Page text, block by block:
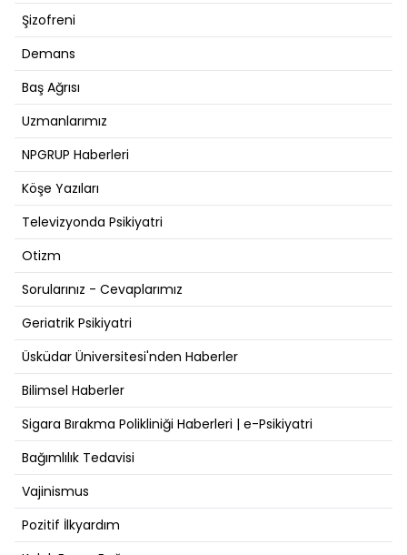
Şizofreni
Demans
Baş Ağrısı
Uzmanlarımız
NPGRUP Haberleri
Köşe Yazıları
Televizyonda Psikiyatri
Otizm
Sorularınız - Cevaplarımız
Geriatrik Psikiyatri
Üsküdar Üniversitesi'nden Haberler
Bilimsel Haberler
Sigara Bırakma Polikliniği Haberleri | e-Psikiyatri
Bağımlılık Tedavisi
Vajinismus
Pozitif İlkyardım